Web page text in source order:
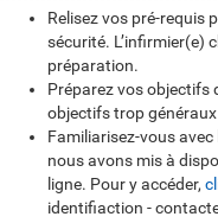
Relisez vos pré-requis
sécurité. L’infirmier(e)
préparation.
Préparez vos objectifs
objectifs trop généraux
Familiarisez-vous
nous avons mis à
ligne. Pour y accéder,
identifiaction -